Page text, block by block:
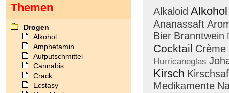
Alkaloid Alkohol
Ananassaft
Bier Branntwein
Cocktail Crème
Hurricaneglas
Kirsch
Medikamente
Themen
Drogen
Alkohol
Amphetamin
Aufputschmittel
Cannabis
Crack
Ecstasy